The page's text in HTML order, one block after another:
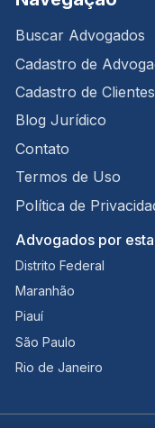
Buscar Advogados
Cadastro de
Cadastro de Clientes
Blog Jurídico
Contato
Termos de Uso
Política de
Advogados por
Distrito Federal
Maranhão
Piauí
São Paulo
Rio de Janeiro